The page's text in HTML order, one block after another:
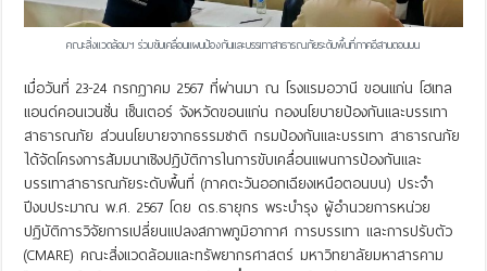
คณะสิ่งแวดล้อมฯ ร่วมขับเคลื่อนแผนป้องกันและบรรเทาสาธารณภัยระดับพื้นที่ภาคอีสานตอนบน
เมื่อวันที่ 23-24 กรกฎาคม 2567 ที่ผ่านมา ณ โรงแรมอวานี ขอนแก่น โฮเทล
แอนด์คอนเวนชั่น เซ็นเตอร์ จังหวัดขอนแก่น กองนโยบายป้องกันและบรรเทา
สาธารณภัย ส่วนนโยบายจากธรรมชาติ กรมป้องกันและบรรเทา สาธารณภัย
ได้จัดโครงการสัมมนาเชิงปฏิบัติการในการขับเคลื่อนแผนการป้องกันและ
บรรเทาสาธารณภัยระดับพื้นที่ (ภาคตะวันออกเฉียงเหนือตอนบน) ประจำ
ปีงบประมาณ พ.ศ. 2567 โดย ดร.ธายุกร พระบำรุง ผู้อำนวยการหน่วย
ปฏิบัติการวิจัยการเปลี่ยนแปลงสภาพภูมิอากาศ การบรรเทา และการปรับตัว
(CMARE) คณะสิ่งแวดล้อมและทรัพยากรศาสตร์ มหาวิทยาลัยมหาสารคาม